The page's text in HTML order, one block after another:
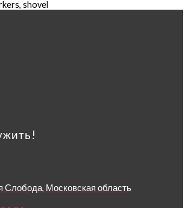
Слобода, Московская область